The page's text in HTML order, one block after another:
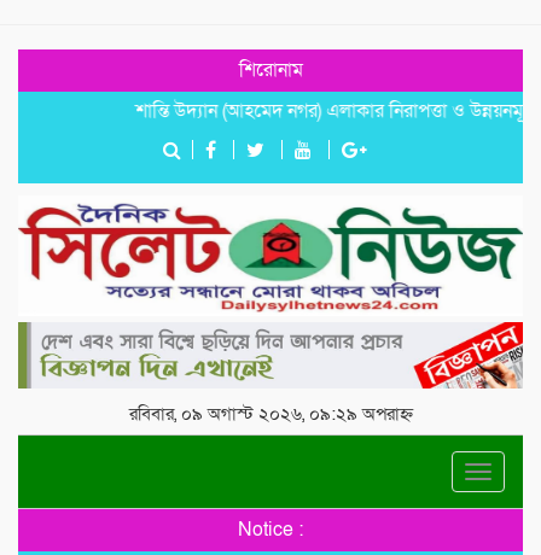
শিরোনাম
শান্তি উদ্যান (আহমেদ নগর) এলাকার নিরাপত্তা ও উন্নয়নমূলক জরুরি
রবিবার, ০৯ অগাস্ট ২০২৬, ০৯:২৯ অপরাহ্ন
Toggle
Notice :